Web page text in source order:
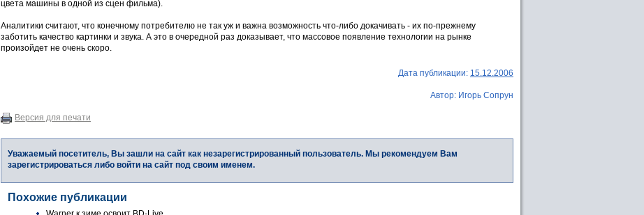
цвета машины в одной из сцен фильма).
Аналитики считают, что конечному потребителю не так уж и важна возможность что-либо докачивать - их по-прежнему
заботить качество картинки и звука. А это в очередной раз доказывает, что массовое появление технологии на рынке
произойдет не очень скоро.
Дата публикации: 15.12.2006
Автор: Игорь Сопрун
Версия для печати
Уважаемый посетитель, Вы зашли на сайт как незарегистрированный пользователь. Мы рекомендуем Вам
зарегистрироваться либо войти на сайт под своим именем.
Похожие публикации